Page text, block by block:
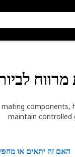
לביות
components,
maintain controlled
האם זה יתאים או